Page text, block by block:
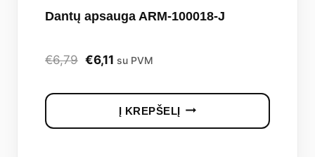
Dantų apsauga ARM-100018-J
€6,79 Original
€6,79.
€6,11 Current
is:
€6,11.
su PVM
Į KREPŠELĮ